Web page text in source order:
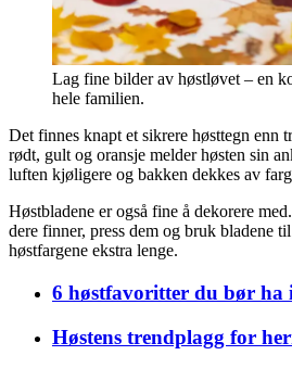
Lag fine bilder av høstløvet – en
hele familien.
Det finnes knapt et sikrere høsttegn enn
rødt, gult og oransje melder høsten sin
luften kjøligere og bakken dekkes av
Høstbladene er også fine å dekorere
dere finner, press dem og bruk bladene
høstfargene ekstra lenge.
6 høstfavoritter du bør ha
Høstens trendplagg for